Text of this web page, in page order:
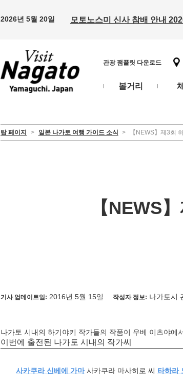
2026년 5월 20일 모토노스미 신사 참배 안내
관광 팸플릿 다운로드
볼거리
탑 페이지 > 일본 나가토 여행 가이드 소식 > 【NEWS】제3회
【NEWS
기사 업데이트일: 2016년 5월 15일 작성자 정보: 나가토시
나가토 시내의 하기야키 작가들의 작품이 우베 이츠야에
이번에 출전된 나가토 시내의 작가씨
사카쿠라 신베에 가마사카쿠라 마사히로 씨 타하라